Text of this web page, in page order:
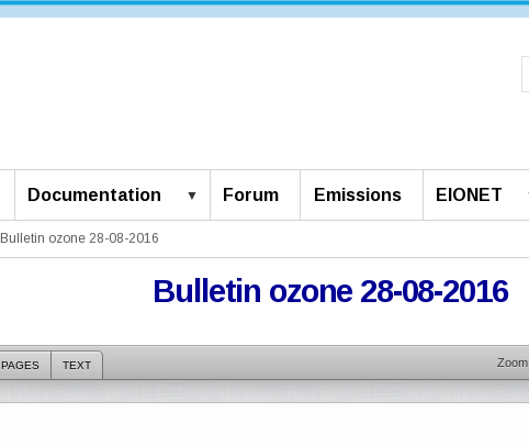
Documentation Forum Emissions EIONET
Bulletin ozone 28-08-2016
Bulletin ozone 28-08-2016
PAGES TEXT Zoom